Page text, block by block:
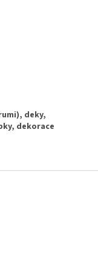
deky,
dekorace